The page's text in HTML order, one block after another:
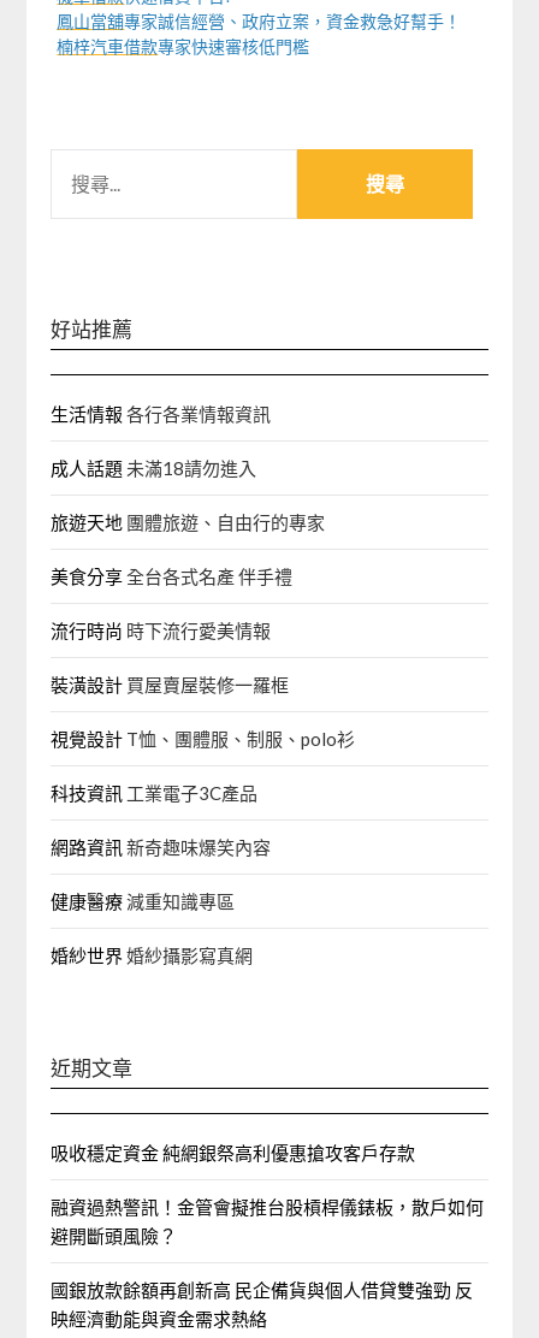
鳳山當舖專家誠信經營、政府立案，資金救急好幫手！
楠梓汽車借款專家快速審核低門檻
關
好站推薦
生活情報 各行各業情報資訊
成人話題 未滿18請勿進入
旅遊天地 團體旅遊、自由行的專家‎
美食分享全台各式名產 伴手禮
流行時尚 時下流行愛美情報
裝潢設計 買屋賣屋裝修一羅框
視覺設計 T恤、團體服、制服、polo衫
科技資訊 工業電子3C產品
網路資訊 新奇趣味爆笑內容
健康醫療減重知識專區
婚紗世界婚紗攝影寫真網
近期文章
吸收穩定資金 純網銀祭高利優惠搶攻客戶存款
融資過熱警訊！金管會擬推台股槓桿儀錶板，散戶如何
避開斷頭風險？
國銀放款餘額再創新高 民企備貨與個人借貸雙強勁 反
映經濟動能與資金需求熱絡